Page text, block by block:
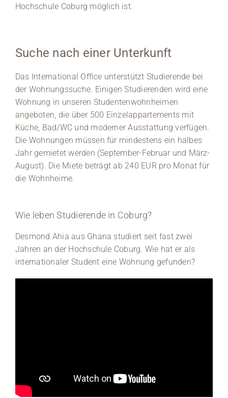
Hochschule Coburg möglich ist.
Suche nach einer Unterkunft
Das International Office unterstützt Studierende bei
der Wohnungssuche. Einigen Studierenden wird eine
Wohnung in unseren Studentenwohnheimen
angeboten, die über 500 Einzelappartements mit
Küche, Bad/WC und moderner Ausstattung verfügen.
Die Wohnungen müssen für mindestens ein halbes
Jahr gemietet werden (September-Februar und März-
August). Die Miete beträgt ab 240 EUR pro Monat für
die Wohnheime.
Wie leben Studierende in Coburg?
Desmond Ahia aus Ghana studiert seit fast zwei
Jahren an der Hochschule Coburg. Wie hat er als
internationaler Student eine Wohnung gefunden?